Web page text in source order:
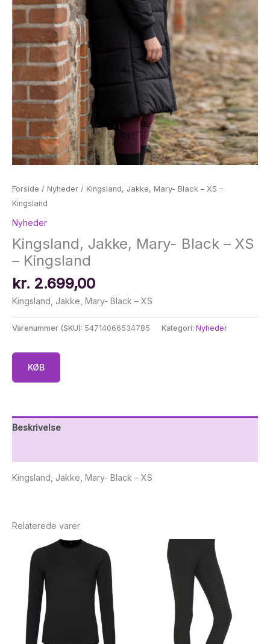
Forside / Nyheder / Kingsland, Jakke, Mary- Black – XS –
Kingsland
Nyheder
Kingsland, Jakke, Mary- Black – XS
– Kingsland
kr. 2.699,00
Kingsland, Jakke, Mary- Black – XS
Varenummer (SKU): 54714066534785 Kategori: Nyheder
KØB
Beskrivelse
Kingsland, Jakke, Mary- Black – XS
Relaterede varer